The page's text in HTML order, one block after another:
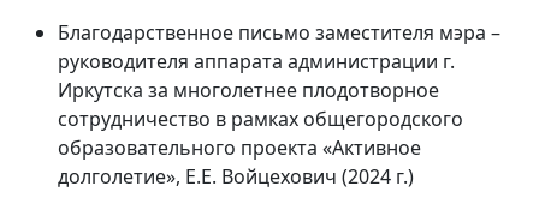
Благодарственное письмо заместителя мэра –
руководителя аппарата администрации г.
Иркутска за многолетнее плодотворное
сотрудничество в рамках общегородского
образовательного проекта «Активное
долголетие», Е.Е. Войцехович (2024 г.)